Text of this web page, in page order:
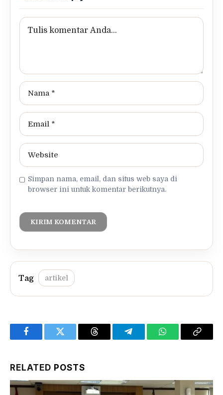
Simpan nama, email, dan situs web saya di
browser ini untuk komentar berikutnya.
artikel
FacebookTwitter Threads TelegramWhatsAppCopy
RELATED POSTS